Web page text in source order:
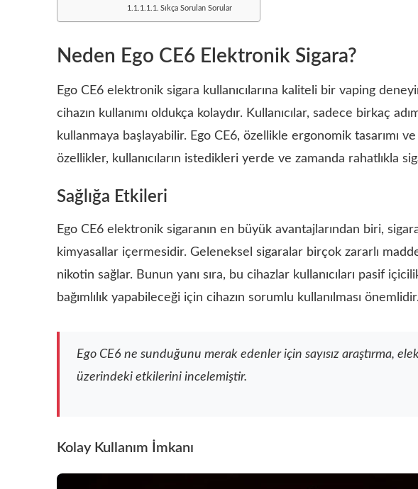
Sıkça Sorulan Sorular
Neden Ego CE6 Elektronik Sigara?
Ego CE6 elektronik sigara kullanıcılarına kaliteli bir vaping
cihazın kullanımı oldukça kolaydır. Kullanıcılar, sadece birkaç
kullanmaya başlayabilir. Ego CE6, özellikle ergonomik tasarımı
özellikler, kullanıcıların istedikleri yerde ve zamanda rahatlıkla
Sağlığa Etkileri
Ego CE6 elektronik sigaranın en büyük avantajlarından biri,
kimyasallar içermesidir. Geleneksel sigaralar birçok zararlı
nikotin sağlar. Bunun yanı sıra, bu cihazlar kullanıcıları pasif
bağımlılık yapabileceği için cihazın sorumlu kullanılması
Ego CE6 ne sunduğunu merak edenler için sayısız araştırma,
üzerindeki etkilerini incelemiştir.
Kolay Kullanım İmkanı